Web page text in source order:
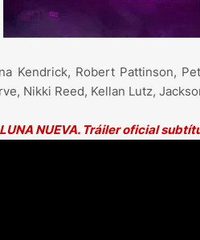
Kendrick, Robert Pattinson,
Nikki Reed, Kellan Lutz,
LUNA NUEVA. Tráiler oficial